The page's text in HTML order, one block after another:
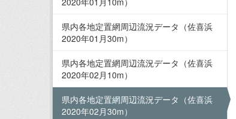
県内各地定置網周辺流況データ（佐喜浜
2020年01月30m）
県内各地定置網周辺流況データ（佐喜浜
2020年02月10m）
県内各地定置網周辺流況データ（佐喜浜
2020年02月30m）